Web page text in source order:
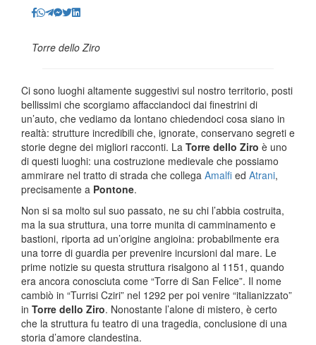
Torre dello Ziro
Ci sono luoghi altamente suggestivi sul nostro territorio, posti
bellissimi che scorgiamo affacciandoci dai finestrini di
un’auto, che vediamo da lontano chiedendoci cosa siano in
realtà: strutture incredibili che, ignorate, conservano segreti e
storie degne dei migliori racconti. La Torre dello Ziro è uno
di questi luoghi: una costruzione medievale che possiamo
ammirare nel tratto di strada che collega Amalfi ed Atrani,
precisamente a Pontone.
Non si sa molto sul suo passato, ne su chi l’abbia costruita,
ma la sua struttura, una torre munita di camminamento e
bastioni, riporta ad un’origine angioina: probabilmente era
una torre di guardia per prevenire incursioni dal mare. Le
prime notizie su questa struttura risalgono al 1151, quando
era ancora conosciuta come “Torre di San Felice”. Il nome
cambiò in “Turrisi Cziri” nel 1292 per poi venire “italianizzato”
in Torre dello Ziro. Nonostante l’alone di mistero, è certo
che la struttura fu teatro di una tragedia, conclusione di una
storia d’amore clandestina.